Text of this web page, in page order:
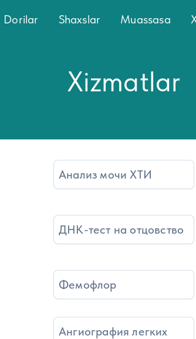
Dorilar Shaxslar Muassasa
Xizmatlar
Анализ мочи ХТИ
ДНК-тест на отцовство
Фемофлор
Ангиография легких